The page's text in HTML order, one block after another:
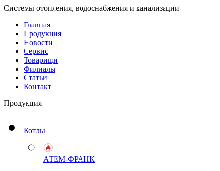
Системы отопления, водоснабжения и канализации
Главная
Продукция
Новости
Сервис
Товарищи
Филиалы
Статьи
Контакт
Продукция
Котлы
АТЕМ-ФРАНК